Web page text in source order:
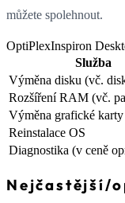
můžete spolehnout.
OptiPlexInspiron
Služba
Výměna disku (vč.
Rozšíření RAM (vč.
Výměna grafické karty
Reinstalace OS
Diagnostika (v ceně
Nejčastější/